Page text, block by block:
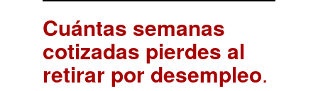
Cuántas semanas
cotizadas pierdes al
retirar por desempleo.